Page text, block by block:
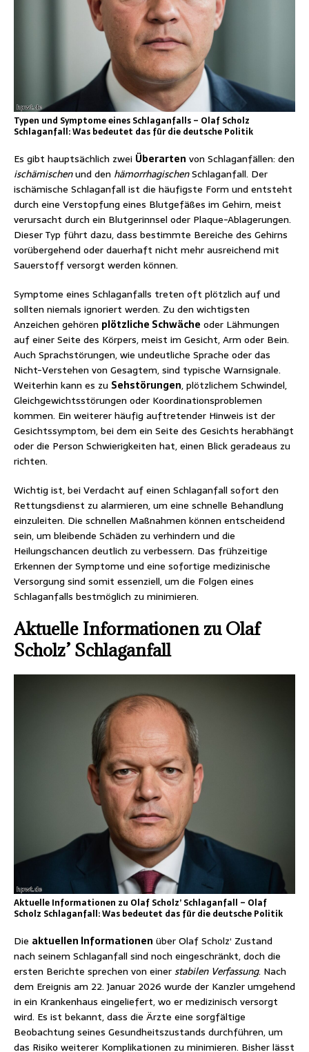
Typen und Symptome eines Schlaganfalls – Olaf Scholz
Schlaganfall: Was bedeutet das für die deutsche Politik
Es gibt hauptsächlich zwei Überarten von Schlaganfällen: den
ischämischenund den hämorrhagischenSchlaganfall. Der
ischämische Schlaganfall ist die häufigste Form und entsteht
durch eine Verstopfung eines Blutgefäßes im Gehirn, meist
verursacht durch ein Blutgerinnsel oder Plaque-Ablagerungen.
Dieser Typ führt dazu, dass bestimmte Bereiche des Gehirns
vorübergehend oder dauerhaft nicht mehr ausreichend mit
Sauerstoff versorgt werden können.
Symptome eines Schlaganfalls treten oft plötzlich auf und
sollten niemals ignoriert werden. Zu den wichtigsten
Anzeichen gehören plötzliche Schwäche oder Lähmungen
auf einer Seite des Körpers, meist im Gesicht, Arm oder Bein.
Auch Sprachstörungen, wie undeutliche Sprache oder das
Nicht-Verstehen von Gesagtem, sind typische Warnsignale.
Weiterhin kann es zu Sehstörungen, plötzlichem Schwindel,
Gleichgewichtsstörungen oder Koordinationsproblemen
kommen. Ein weiterer häufig auftretender Hinweis ist der
Gesichtssymptom, bei dem ein Seite des Gesichts herabhängt
oder die Person Schwierigkeiten hat, einen Blick geradeaus zu
richten.
Wichtig ist, bei Verdacht auf einen Schlaganfall sofort den
Rettungsdienst zu alarmieren, um eine schnelle Behandlung
einzuleiten. Die schnellen Maßnahmen können entscheidend
sein, um bleibende Schäden zu verhindern und die
Heilungschancen deutlich zu verbessern. Das frühzeitige
Erkennen der Symptome und eine sofortige medizinische
Versorgung sind somit essenziell, um die Folgen eines
Schlaganfalls bestmöglich zu minimieren.
Aktuelle Informationen zu Olaf
Scholz’ Schlaganfall
Aktuelle Informationen zu Olaf Scholz’ Schlaganfall – Olaf
Scholz Schlaganfall: Was bedeutet das für die deutsche Politik
Die aktuellen Informationen über Olaf Scholz‘ Zustand
nach seinem Schlaganfall sind noch eingeschränkt, doch die
ersten Berichte sprechen von einerstabilen Verfassung. Nach
dem Ereignis am 22. Januar 2026 wurde der Kanzler umgehend
in ein Krankenhaus eingeliefert, wo er medizinisch versorgt
wird. Es ist bekannt, dass die Ärzte eine sorgfältige
Beobachtung seines Gesundheitszustands durchführen, um
das Risiko weiterer Komplikationen zu minimieren. Bisher lässt